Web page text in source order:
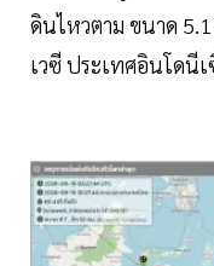
ดินไหวตาม ขนาด
เวซี ประเทศอินโดนี